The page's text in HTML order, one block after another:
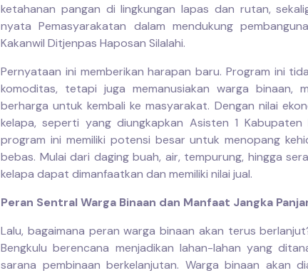
ketahanan pangan di lingkungan lapas dan rutan,
nyata Pemasyarakatan dalam mendukung
Kakanwil Ditjenpas Haposan Silalahi.
Pernyataan ini memberikan harapan baru. Program ini
komoditas, tetapi juga memanusiakan warga binaan,
berharga untuk kembali ke masyarakat. Dengan nilai
kelapa, seperti yang diungkapkan Asisten 1 Kabupaten
program ini memiliki potensi besar untuk menopang
bebas. Mulai dari daging buah, air, tempurung, hingga
kelapa dapat dimanfaatkan dan memiliki nilai jual.
Peran Sentral Warga Binaan dan Manfaat Jangka
Lalu, bagaimana peran warga binaan akan terus
Bengkulu berencana menjadikan lahan-lahan yang
sarana pembinaan berkelanjutan. Warga binaan akan